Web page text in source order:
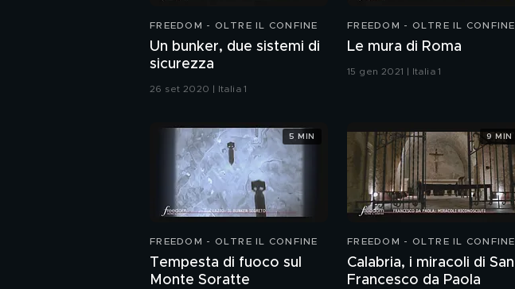
FREEDOM - OLTRE IL CONFINE
Un bunker, due sistemi di
sicurezza
26 set 2020 | Italia 1
FREEDOM - OLTRE IL CONFINE
Le mura di Roma
15 gen 2021 | Italia 1
FREEDOM - OLTRE IL CONFINE
Tempesta di fuoco sul
Monte Soratte
5 MIN
FREEDOM - OLTRE IL CONFINE
Calabria, i miracoli di San
Francesco da Paola
9 MIN